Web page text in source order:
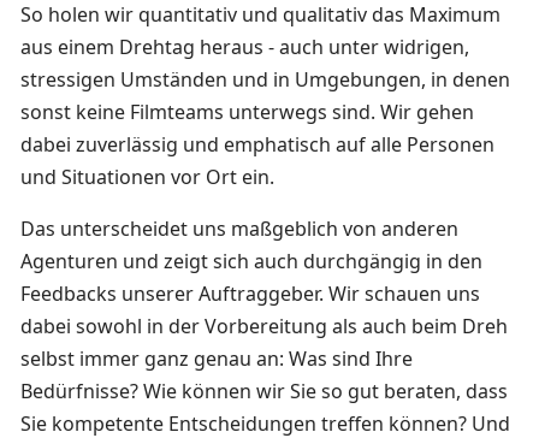
So holen wir quantitativ und qualitativ das Maximum
aus einem Drehtag heraus - auch unter widrigen,
stressigen Umständen und in Umgebungen, in denen
sonst keine Filmteams unterwegs sind. Wir gehen
dabei zuverlässig und emphatisch auf alle Personen
und Situationen vor Ort ein.
Das unterscheidet uns maßgeblich von anderen
Agenturen und zeigt sich auch durchgängig in den
Feedbacks unserer Auftraggeber. Wir schauen uns
dabei sowohl in der Vorbereitung als auch beim Dreh
selbst immer ganz genau an: Was sind Ihre
Bedürfnisse? Wie können wir Sie so gut beraten, dass
Sie kompetente Entscheidungen treffen können? Und